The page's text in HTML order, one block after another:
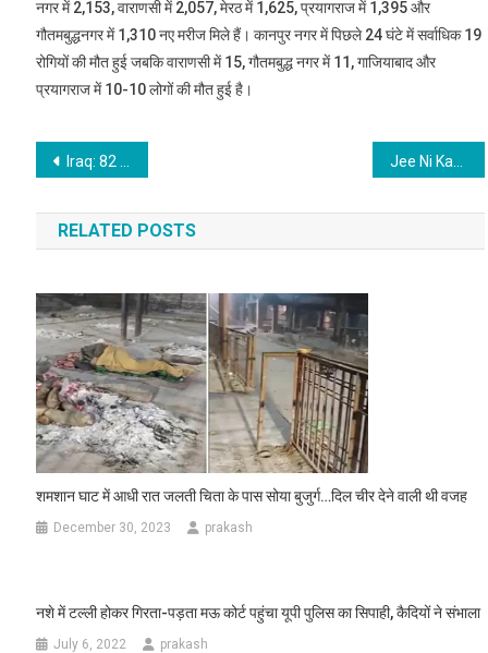
नगर में 2,153, वाराणसी में 2,057, मेरठ में 1,625, प्रयागराज में 1,395 और
गौतमबुद्धनगर में 1,310 नए मरीज मिले हैं। कानपुर नगर में पिछले 24 घंटे में सर्वाधिक 19
रोगियों की मौत हुई जबकि वाराणसी में 15, गौतमबुद्ध नगर में 11, गाजियाबाद और
प्रयागराज में 10-10 लोगों की मौत हुई है।
Post
navigation
Iraq: 82 killed and 110 injured in a fire in a hospital treating corona patients in Baghdad Jee Ni Karda: रिलीज के साथ ही छा गया ‘जी नी करदा’ सॉन्ग, खूब जमी अर्जुन और रकुल की जोड़ी
RELATED POSTS
शमशान घाट में आधी रात जलती चिता के पास सोया बुजुर्ग…दिल चीर देने वाली थी वजह
December 30, 2023 prakash
नशे में टल्ली होकर गिरता-पड़ता मऊ कोर्ट पहुंचा यूपी पुलिस का सिपाही, कैदियों ने संभाला
July 6, 2022 prakash